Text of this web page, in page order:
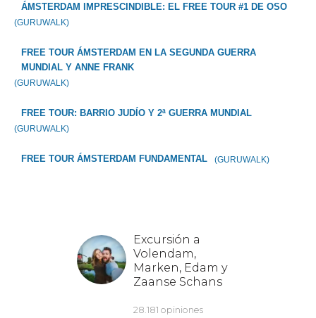
ÁMSTERDAM IMPRESCINDIBLE: EL FREE TOUR #1 DE OSO
(GURUWALK)
FREE TOUR ÁMSTERDAM EN LA SEGUNDA GUERRA
MUNDIAL Y ANNE FRANK
(GURUWALK)
FREE TOUR: BARRIO JUDÍO Y 2ª GUERRA MUNDIAL
(GURUWALK)
FREE TOUR ÁMSTERDAM FUNDAMENTAL (GURUWALK)